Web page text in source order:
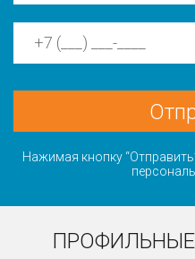
Нажимая кнопку